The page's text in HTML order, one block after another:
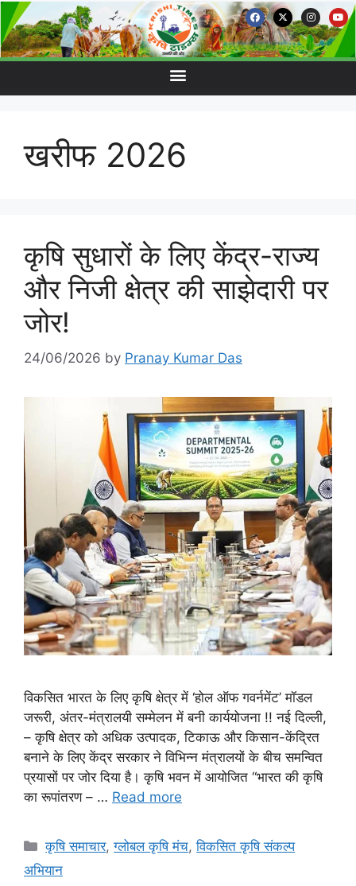
खरीफ 2026
कृषि सुधारों के लिए केंद्र-राज्य
और निजी क्षेत्र की साझेदारी पर
जोर!
24/06/2026 by Pranay Kumar Das
विकसित भारत के लिए कृषि क्षेत्र में ‘होल ऑफ गवर्नमेंट’ मॉडल
जरूरी, अंतर-मंत्रालयी सम्मेलन में बनी कार्ययोजना !! नई दिल्ली,
– कृषि क्षेत्र को अधिक उत्पादक, टिकाऊ और किसान-केंद्रित
बनाने के लिए केंद्र सरकार ने विभिन्न मंत्रालयों के बीच समन्वित
प्रयासों पर जोर दिया है। कृषि भवन में आयोजित “भारत की कृषि
का रूपांतरण – … Read more
कृषि समाचार,ग्लोबल कृषि मंच,विकसित कृषि संकल्प
अभियान